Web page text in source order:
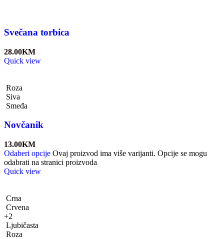
Svečana torbica
28.00KM
Quick view
Roza
Siva
Smeđa
Novčanik
13.00KM
Odaberi opcije Ovaj proizvod ima više varijanti. Opcije se mogu
odabrati na stranici proizvoda
Quick view
Crna
Crvena
+2
Ljubičasta
Roza